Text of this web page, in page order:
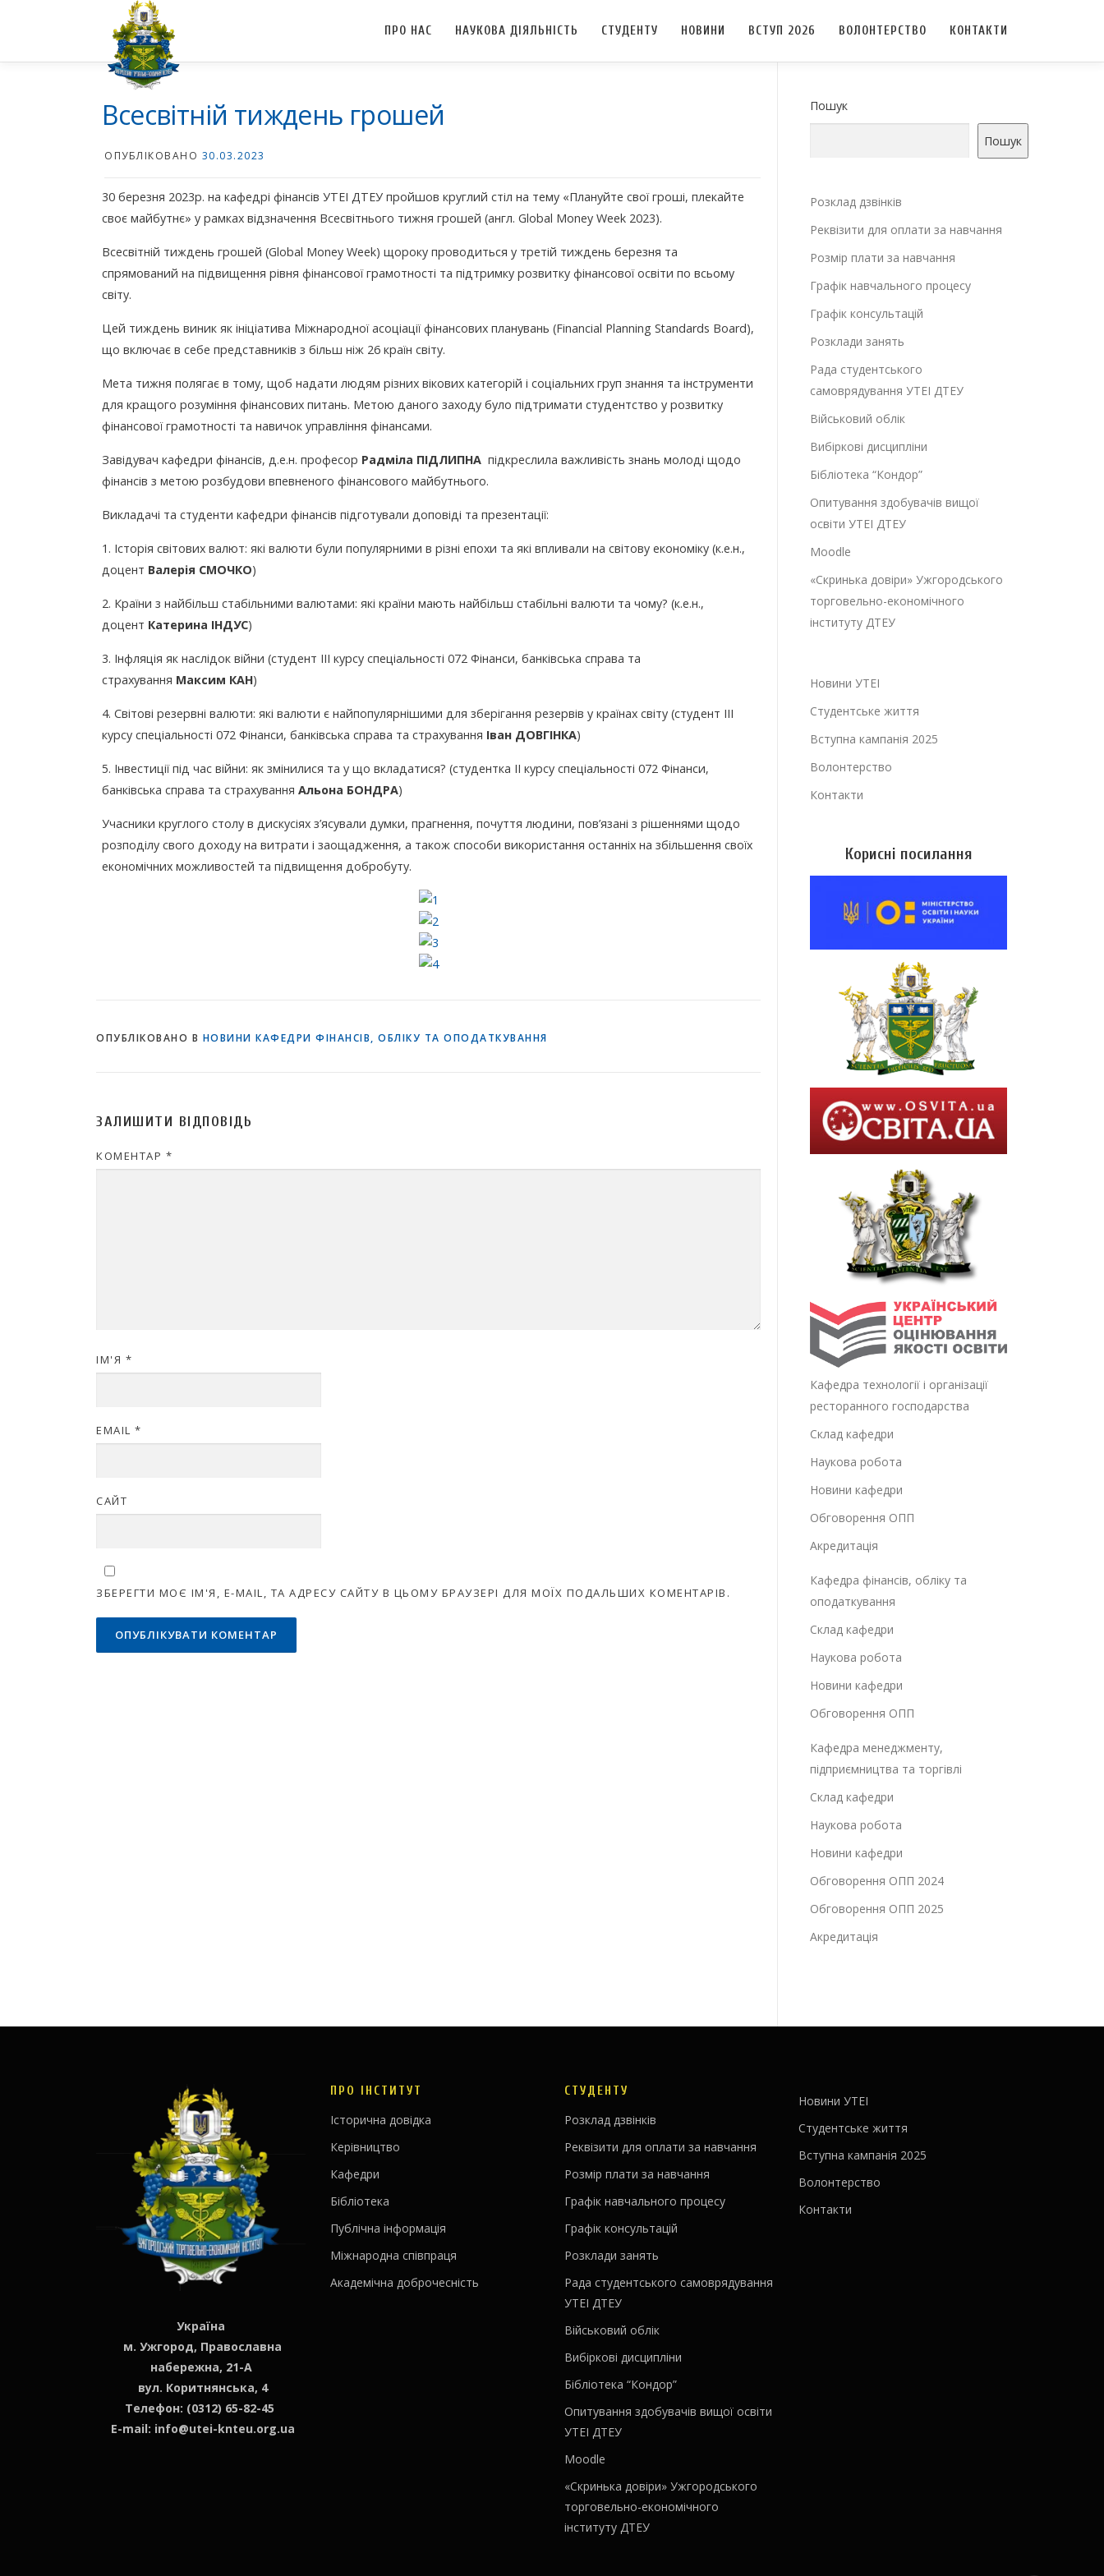
ПРО НАС НАУКОВА ДІЯЛЬНІСТЬ СТУДЕНТУ НОВИНИ ВСТУП 2026 ВОЛОНТЕРСТВО КОНТАКТИ
Всесвітній тиждень грошей
ОПУБЛІКОВАНО 30.03.2023
30 березня 2023р. на кафедрі фінансів УТЕІ ДТЕУ пройшов круглий стіл на тему «Плануйте свої гроші, плекайте
своє майбутнє» у рамках відзначення Всесвітнього тижня грошей (англ. Global Money Week 2023).
Всесвітній тиждень грошей (Global Money Week) щороку проводиться у третій тиждень березня та
спрямований на підвищення рівня фінансової грамотності та підтримку розвитку фінансової освіти по всьому
світу.
Цей тиждень виник як ініціатива Міжнародної асоціації фінансових планувань (Financial Planning Standards Board),
що включає в себе представників з більш ніж 26 країн світу.
Мета тижня полягає в тому, щоб надати людям різних вікових категорій і соціальних груп знання та інструменти
для кращого розуміння фінансових питань. Метою даного заходу було підтримати студентство у розвитку
фінансової грамотності та навичок управління фінансами.
Завідувач кафедри фінансів, д.е.н. професор Радміла ПІДЛИПНА підкреслила важливість знань молоді щодо
фінансів з метою розбудови впевненого фінансового майбутнього.
Викладачі та студенти кафедри фінансів підготували доповіді та презентації:
1. Історія світових валют: які валюти були популярними в різні епохи та які впливали на світову економіку (к.е.н.,
доцент Валерія СМОЧКО)
2. Країни з найбільш стабільними валютами: які країни мають найбільш стабільні валюти та чому? (к.е.н.,
доцент Катерина ІНДУС)
3. Інфляція як наслідок війни (студент ІІІ курсу спеціальності 072 Фінанси, банківська справа та
страхування Максим КАН)
4. Світові резервні валюти: які валюти є найпопулярнішими для зберігання резервів у країнах світу (студент ІІІ
курсу спеціальності 072 Фінанси, банківська справа та страхування Іван ДОВГІНКА)
5. Інвестиції під час війни: як змінилися та у що вкладатися? (студентка ІІ курсу спеціальності 072 Фінанси,
банківська справа та страхування Альона БОНДРА)
Учасники круглого столу в дискусіях з’ясували думки, прагнення, почуття людини, пов’язані з рішеннями щодо
розподілу свого доходу на витрати і заощадження, а також способи використання останніх на збільшення своїх
економічних можливостей та підвищення добробуту.
ОПУБЛІКОВАНО В НОВИНИ КАФЕДРИ ФІНАНСІВ, ОБЛІКУ ТА ОПОДАТКУВАННЯ
ЗАЛИШИТИ ВІДПОВІДЬ
КОМЕНТАР *
ІМ'Я *
EMAIL *
САЙТ
ЗБЕРЕГТИ МОЄ ІМ'Я, E-MAIL, ТА АДРЕСУ САЙТУ В ЦЬОМУ БРАУЗЕРІ ДЛЯ МОЇХ ПОДАЛЬШИХ КОМЕНТАРІВ.
Пошук
Пошук
Розклад дзвінків
Реквізити для оплати за навчання
Розмір плати за навчання
Графік навчального процесу
Графік консультацій
Розклади занять
Рада студентського
самоврядування УТЕІ ДТЕУ
Військовий облік
Вибіркові дисципліни
Бібліотека “Кондор”
Опитування здобувачів вищої
освіти УТЕІ ДТЕУ
Moodle
«Скринька довіри» Ужгородського
торговельно-економічного
інституту ДТЕУ
Новини УТЕІ
Студентське життя
Вступна кампанія 2025
Волонтерство
Контакти
Корисні посилання
Кафедра технології і організації
ресторанного господарства
Склад кафедри
Наукова робота
Новини кафедри
Обговорення ОПП
Акредитація
Кафедра фінансів, обліку та
оподаткування
Склад кафедри
Наукова робота
Новини кафедри
Обговорення ОПП
Кафедра менеджменту,
підприємництва та торгівлі
Склад кафедри
Наукова робота
Новини кафедри
Обговорення ОПП 2024
Обговорення ОПП 2025
Акредитація
Україна
м. Ужгород, Православна
набережна, 21-А
вул. Коритнянська, 4
Телефон: (0312) 65-82-45
E-mail: info@utei-knteu.org.ua
ПРО ІНСТИТУТ
Історична довідка
Керівництво
Кафедри
Бібліотека
Публічна інформація
Міжнародна співпраця
Академічна доброчесність
СТУДЕНТУ
Розклад дзвінків
Реквізити для оплати за навчання
Розмір плати за навчання
Графік навчального процесу
Графік консультацій
Розклади занять
Рада студентського самоврядування
УТЕІ ДТЕУ
Військовий облік
Вибіркові дисципліни
Бібліотека “Кондор”
Опитування здобувачів вищої освіти
УТЕІ ДТЕУ
Moodle
«Скринька довіри» Ужгородського
торговельно-економічного
інституту ДТЕУ
Новини УТЕІ
Студентське життя
Вступна кампанія 2025
Волонтерство
Контакти